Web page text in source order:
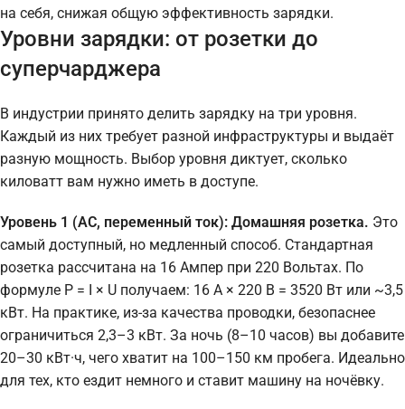
на себя, снижая общую эффективность зарядки.
Уровни зарядки: от розетки до
суперчарджера
В индустрии принято делить зарядку на три уровня.
Каждый из них требует разной инфраструктуры и выдаёт
разную мощность. Выбор уровня диктует, сколько
киловатт вам нужно иметь в доступе.
Уровень 1 (AC, переменный ток): Домашняя розетка. Это
самый доступный, но медленный способ. Стандартная
розетка рассчитана на 16 Ампер при 220 Вольтах. По
формуле P = I × U получаем: 16 А × 220 В = 3520 Вт или ~3,5
кВт. На практике, из-за качества проводки, безопаснее
ограничиться 2,3–3 кВт. За ночь (8–10 часов) вы добавите
20–30 кВт·ч, чего хватит на 100–150 км пробега. Идеально
для тех, кто ездит немного и ставит машину на ночёвку.